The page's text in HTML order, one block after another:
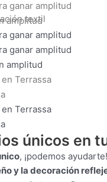
textil
únicos en
, ¡podemos
y la decoración